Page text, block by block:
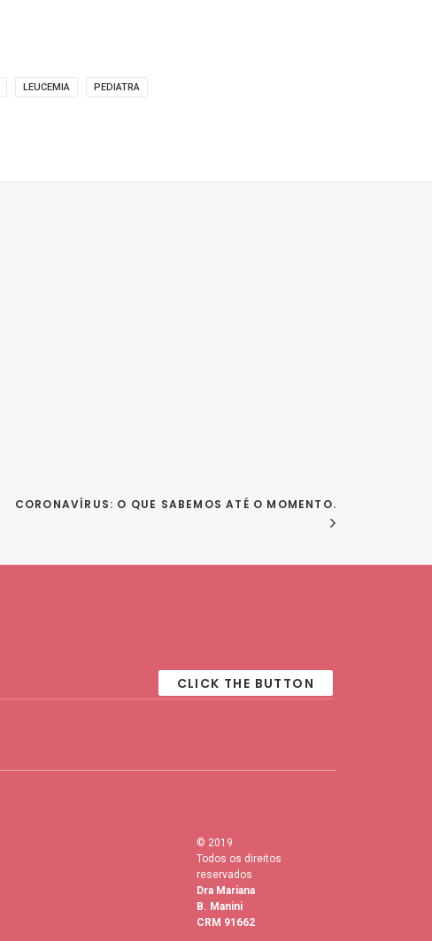
LEUCEMIA PEDIATRA
CORONAVÍRUS: O QUE SABEMOS ATÉ O MOMENTO.
© 2019
Todos os direitos
reservados
Dra Mariana
B. Manini
CRM 91662